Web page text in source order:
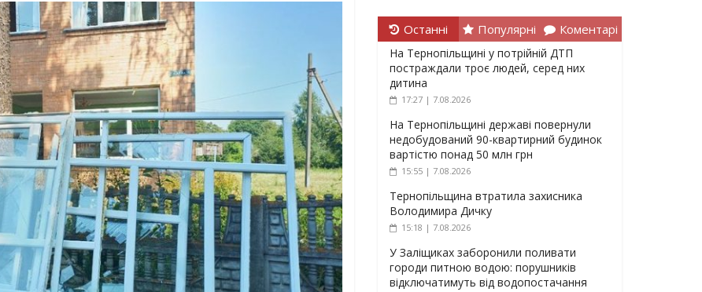
Останні Популярні Коментарі
На Тернопільщині у потрійній ДТП
постраждали троє людей, серед них
дитина
17:27 | 7.08.2026
На Тернопільщині державі повернули
недобудований 90-квартирний будинок
вартістю понад 50 млн грн
15:55 | 7.08.2026
Тернопільщина втратила захисника
Володимира Дичку
15:18 | 7.08.2026
У Заліщиках заборонили поливати
городи питною водою: порушників
відключатимуть від водопостачання